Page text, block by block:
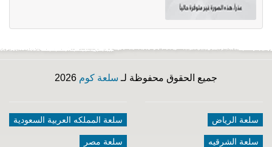
جميع الحقوق محفوظة لـ سلعة كوم
سلعة الرياض
سلعة الشرقيه
سلعة المملكه العربية السعودية
سلعة مصر